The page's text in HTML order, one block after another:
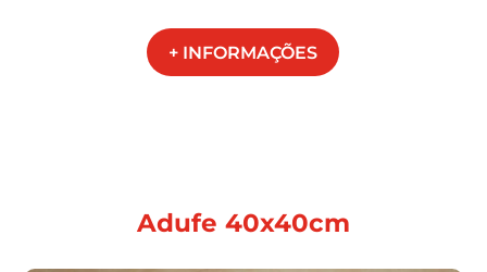
+ INFORMAÇÕES
Adufe 40x40cm